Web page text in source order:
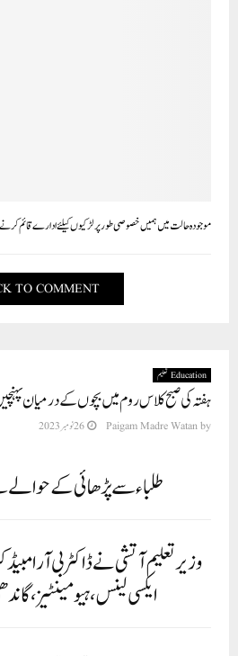
موجودہ حالت میں ہمیں خصوصی طور پر لڑکیوں کیلئے ادارے قائم کرنے
TO COMMENT
Education تعلیم
ہفتہ کی صبح کلاس روم میں بچوں کے درمیان
by
Paigam Madre Watan 26 نومبر 2023
طلباء سے پڑھائی کے
وزیر تعلیم آتشی نے ڈاکٹر بی آر
ایکسی لینس، ہیومینٹیز،